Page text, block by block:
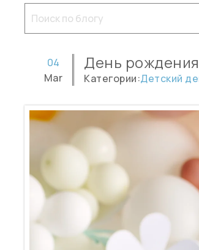
День
04
Mar
Категории:Детский